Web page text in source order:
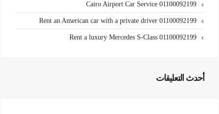
Cairo Airport Car Service 01100092199
Rent an American car with a private driver 01100092199
Rent a luxury Mercedes S-Class 01100092199
أحدث التعليقات